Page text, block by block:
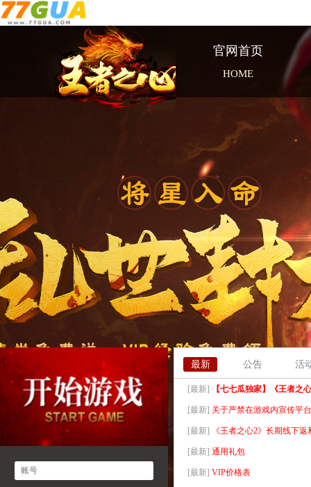
官网首页
HOME
账号
最新 公告 活
[最新] 【七七瓜独家】《王者之
[最新] 关于严禁在游戏内宣传平
[最新] 《王者之心2》长期线下返
[最新] 通用礼包
[最新] VIP价格表